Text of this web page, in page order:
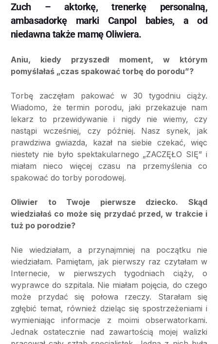
Zuch – aktorkę, trenerkę personalną,
ambasadorkę marki Canpol babies, a od
niedawna także mamę Oliwiera.
Aniu, kiedy przyszedł moment, w którym
pomyślałaś „czas spakować torbę do porodu”?
Torbę zaczęłam pakować w 30 tygodniu ciąży.
Wiadomo, że termin porodu, jaki przekazuje nam
lekarz to przewidywanie i nigdy nie wiemy, czy
nastąpi wcześniej, czy później. Nasz synek, jak
prawdziwa gwiazda, kazał na siebie czekać, więc
niestety nie było spektakularnego „ZACZĘŁO SIĘ” i
miałam nieco więcej czasu na przemyślenia co
spakować do torby porodowej.
Oliwier to Twoje pierwsze dziecko. Skąd
wiedziałaś co może się przydać przed, w trakcie i
tuż po porodzie?
Nie wiedziałam, a przynajmniej na początku nie
wiedziałam. Pamiętam, jak pierwszy raz czytałam w
Internecie, w pierwszych tygodniach ciąży, o
wyprawce do szpitala. Nie miałam pojęcia, do czego
może przydać się połowa rzeczy. Starałam się
zgłębić temat, również dzieląc się spostrzeżeniami i
wymieniając informacje z moimi obserwatorkami.
Jednak ostatecznie nad zawartością mojej walizki